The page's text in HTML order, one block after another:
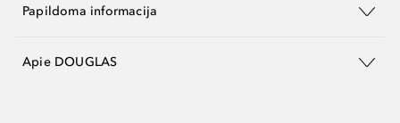
Papildoma informacija
Apie DOUGLAS